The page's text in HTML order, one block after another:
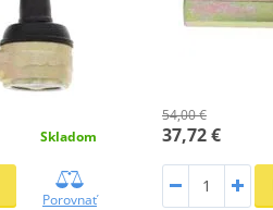
Skladom
Porovnať
54,00 €
37,72 €